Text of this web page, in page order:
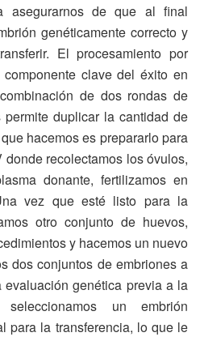
asegurarnos de que al final
genéticamente correcto y
El procesamiento por
clave del éxito en
de dos rondas de
duplicar la cantidad de
hacemos es prepararlo para
recolectamos los óvulos,
donante, fertilizamos en
vez que esté listo para la
otro conjunto de huevos,
y hacemos un nuevo
dos conjuntos de embriones a
evaluación genética previa a la
un embrión
para la transferencia, lo que le